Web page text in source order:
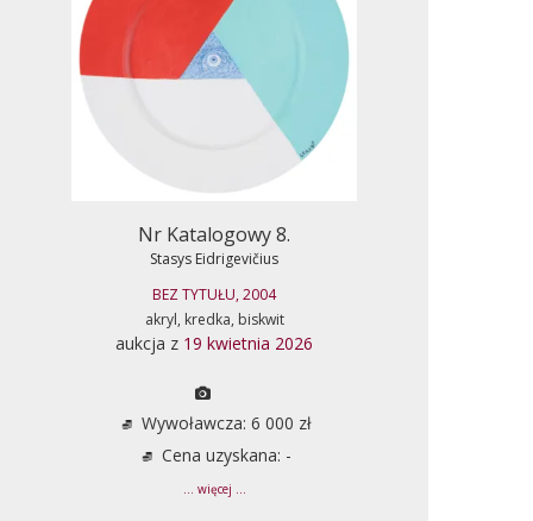
Nr Katalogowy 8.
Stasys Eidrigevičius
BEZ TYTUŁU, 2004
akryl, kredka, biskwit
aukcja z 19 kwietnia 2026
Wywoławcza: 6 000 zł
Cena uzyskana: -
... więcej ...